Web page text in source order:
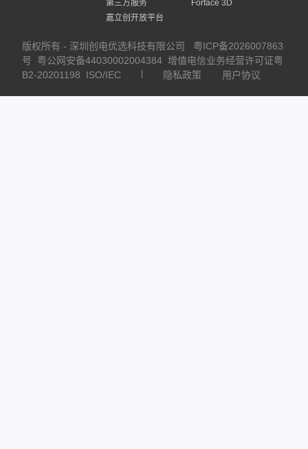
第三方服务
Forface 3D
嘉立创开放平台
版权所有 - 深圳创电优选科技有限公司
粤ICP备2026007863
号
粤公网安备44030002004384 增值电信业务经营许可证粤
B2-20201198
ISO/IEC 隐私政策 用户协议